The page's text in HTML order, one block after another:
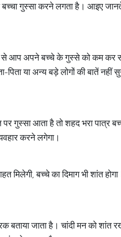
गुस्सा करने लगता है। आइए
से आप अपने बच्चे के गुस्से को कम कर
पिता या अन्य बड़े लोगों की बातें नहीं
पर गुस्सा आता है तो शहद भरा पात्र
करने लगेगा।
बच्चे का दिमाग भी शांत
बताया जाता है। चांदी मन को शांत